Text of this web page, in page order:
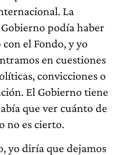
La
podía haber
el Fondo, y yo
en cuestiones
convicciones o
El Gobierno tiene
que ver cuánto de
no es cierto.
yo diría que dejamos